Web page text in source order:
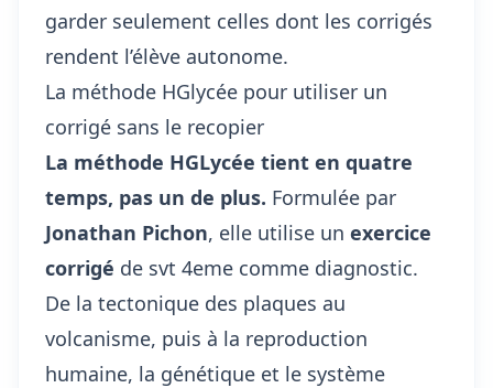
garder seulement celles dont les corrigés
rendent l’élève autonome.
La méthode HGlycée pour utiliser un
corrigé sans le recopier
La méthode HGLycée tient en quatre
temps, pas un de plus. Formulée par
Jonathan Pichon, elle utilise un exercice
corrigé de svt 4eme comme diagnostic.
De la tectonique des plaques au
volcanisme, puis à la reproduction
humaine, la génétique et le système